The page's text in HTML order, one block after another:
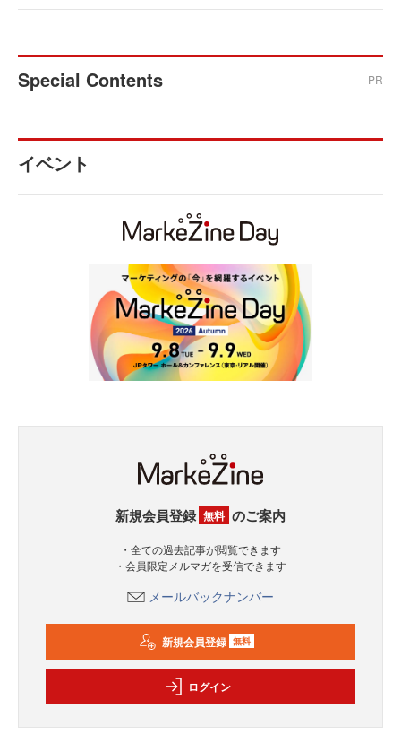
Special Contents PR
イベント
新規会員登録 無料 のご案内
・全ての過去記事が閲覧できます
・会員限定メルマガを受信できます
メールバックナンバー
新規会員登録 無料
ログイン